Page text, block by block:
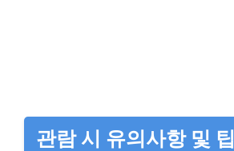
관람 시 유의사항 및 팁